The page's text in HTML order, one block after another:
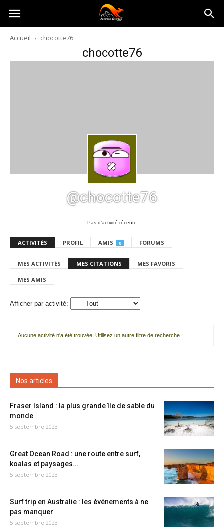
Australia-
australie.com
Accueil chocotte76
chocotte76
@chocotte76
Pas d’activité récente
ACTIVITÉS PROFIL AMIS 0 FORUMS
MES ACTIVITÉS MES CITATIONS MES FAVORIS
MES AMIS
Afficher par activité:
Aucune activité n'a été trouvée. Utilisez un autre filtre de recherche.
Nos articles
Fraser Island : la plus grande île de sable du
monde
5 septembre 2023
Great Ocean Road : une route entre surf,
koalas et paysages...
5 septembre 2023
Surf trip en Australie : les événements à ne
pas manquer
5 septembre 2023